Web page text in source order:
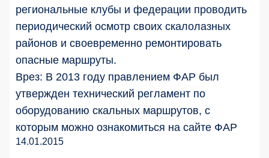
региональные клубы и федерации проводить
периодический осмотр своих скалолазных
районов и своевременно ремонтировать
опасные маршруты.
Врез: В 2013 году правлением ФАР был
утвержден технический регламент по
оборудованию скальных маршрутов, с
которым можно ознакомиться на сайте ФАР
14.01.2015